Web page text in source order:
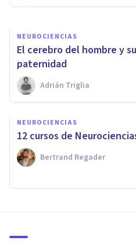
NEUROCIENCIAS
El cerebro del hombre y
paternidad
Adrián Triglia
NEUROCIENCIAS
12 cursos de
Bertrand Regader